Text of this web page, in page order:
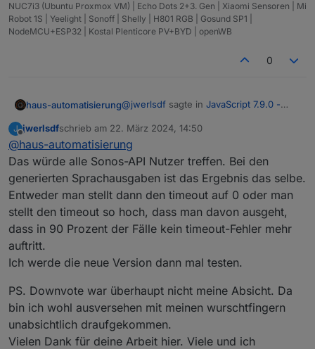
https://github.com/ioBroker/ioBroker.jav
ascript/actions/runs/8387799827
Keine Ahnung was da auf einmal das
Problem ist. Sind immer andere
Versionen auf immer anderen
NUC7i3 (Ubuntu Proxmox VM) | Echo Dots 2+3. Gen | Xiaomi Sensoren | Mi
Robot 1S | Yeelight | Sonoff | Shelly | H801 RGB | Gosund SP1 |
NodeMCU+ESP32 | Kostal Plenticore PV+BYD | openWB
0
haus-automatisierung@jwerlsdf sagte in JavaScript 7.9.0 -
und jetzt bekomme ich wieder den
2000 nicht eingestellt habe.
Bitte mit 7.10.1 testen. Der generierte
Blockly-Code hat immer einen Wert> 0
generiert. Generell ist es natürlich nicht
empfehlenswert ohne Timeout zu
arbeiten. Das ist ja auch ein ziemlich
spezieller Fall, dass Du erst einen
komplett abgespielt wurde.
J
Offline
jwerlsdfschrieb am 22. März 2024, 14:50
zuletzt editiert von
@haus-automatisierung
Das würde alle Sonos-API Nutzer treffen. Bei den
generierten Sprachausgaben ist das Ergebnis das selbe.
Entweder man stellt dann den timeout auf 0 oder man
stellt den timeout so hoch, dass man davon ausgeht,
dass in 90 Prozent der Fälle kein timeout-Fehler mehr
auftritt.
Ich werde die neue Version dann mal testen.
PS. Downvote war überhaupt nicht meine Absicht. Da
bin ich wohl ausversehen mit meinen wurschtfingern
unabsichtlich draufgekommen.
Vielen Dank für deine Arbeit hier. Viele und ich